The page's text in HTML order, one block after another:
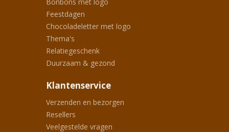
Feestdagen
Chocoladeletter met logo
Thema's
Relatiegeschenk
Duurzaam & gezond
Klantenservice
Verzenden en bezorgen
Resellers
Veelgestelde vragen